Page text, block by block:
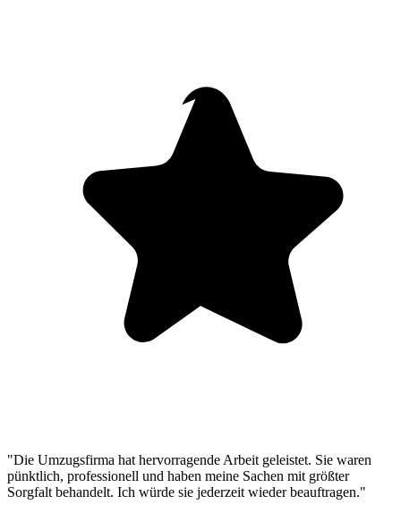
"Die Umzugsfirma hat hervorragende Arbeit geleistet. Sie waren
pünktlich, professionell und haben meine Sachen mit größter
Sorgfalt behandelt. Ich würde sie jederzeit wieder beauftragen."